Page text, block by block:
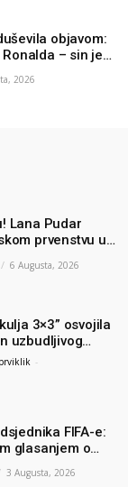
objavom:
– sin je
2026
Lana Pudar
prvenstvu u
6 Augusta, 2026
3×3” osvojila
uzbudljivog
turnira
prviklik -
FIFA-e:
glasanjem o
3 Augusta, 2026